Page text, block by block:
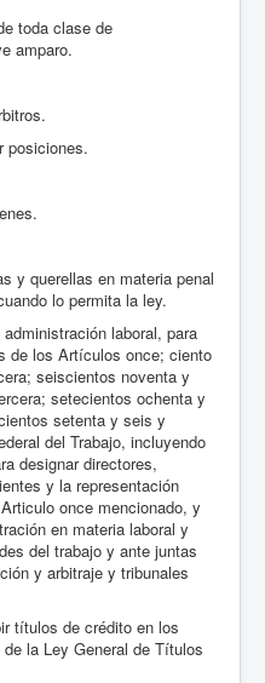
toda clase de
amparo.
posiciones.
y querellas en materia penal
lo permita la ley.
laboral, para
de los Artículos once; ciento
seiscientos noventa y
setecientos ochenta y
setenta y seis y
del Trabajo, incluyendo
designar directores,
y la representación
once mencionado, y
en materia laboral y
del trabajo y ante juntas
y arbitraje y tribunales
títulos de crédito en los
la Ley General de Títulos